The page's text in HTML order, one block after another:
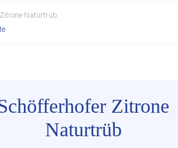
Naturtrüb
Zitrone
Naturtrüb